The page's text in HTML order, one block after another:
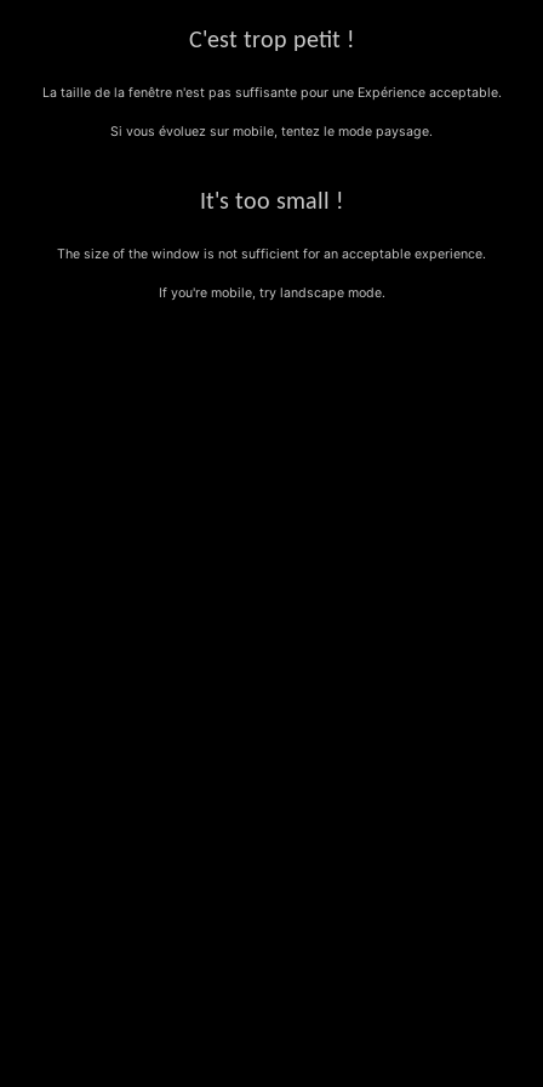
C'est trop petit !
La taille de la fenêtre n'est pas suffisante pour une Expérience acceptable.
Si vous évoluez sur mobile, tentez le mode paysage.
It's too small !
The size of the window is not sufficient for an acceptable experience.
If you're mobile, try landscape mode.